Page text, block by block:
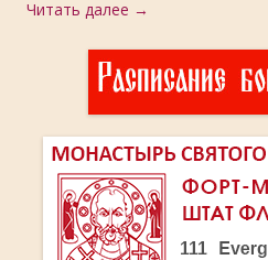
Читать далее →